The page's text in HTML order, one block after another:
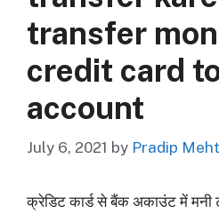
transfer
credit card
account
July 6, 2021 by Pradip
क्रेडिट कार्ड से बैंक अकाउंट में मनी